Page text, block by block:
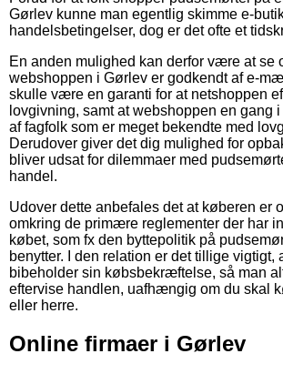
Gørlev kunne man egentlig skimme e-
handelsbetingelser, dog er det ofte et
En anden mulighed kan derfor være at se
webshoppen i Gørlev er godkendt af e-
skulle være en garanti for at netshoppen
lovgivning, samt at webshoppen en gang
af fagfolk som er meget bekendte med
Derudover giver det dig mulighed for
bliver udsat for dilemmaer med
handel.
Udover dette anbefales det at køberen er
omkring de primære reglementer der har
købet, som fx den byttepolitik på
benytter. I den relation er det tillige
bibeholder sin købsbekræftelse, så man
eftervise handlen, uafhængig om du skal
eller herre.
Online firmaer i Gørlev